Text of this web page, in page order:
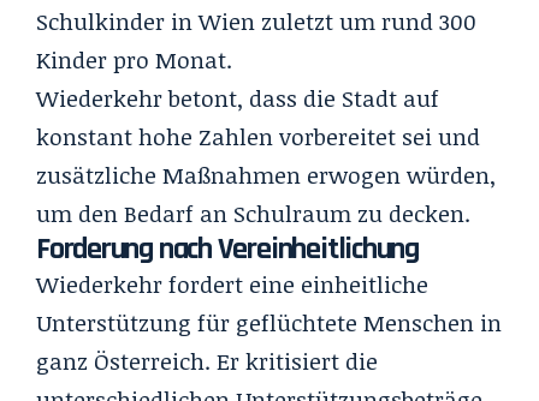
Schulkinder in Wien zuletzt um rund 300
Kinder pro Monat.
Wiederkehr betont, dass die Stadt auf
konstant hohe Zahlen vorbereitet sei und
zusätzliche Maßnahmen erwogen würden,
um den Bedarf an Schulraum zu decken.
Forderung nach Vereinheitlichung
Wiederkehr fordert eine einheitliche
Unterstützung für geflüchtete Menschen in
ganz Österreich. Er kritisiert die